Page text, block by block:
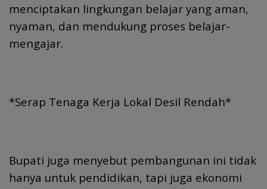
menciptakan lingkungan belajar yang aman,
nyaman, dan mendukung proses belajar-
mengajar.
*Serap Tenaga Kerja Lokal Desil Rendah*
Bupati juga menyebut pembangunan ini tidak
hanya untuk pendidikan, tapi juga ekonomi